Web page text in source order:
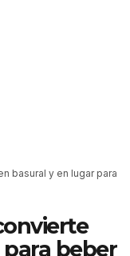
basural y en lugar para
beber